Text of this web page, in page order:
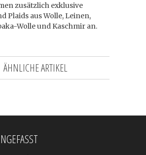
zusätzlich exklusive
Plaids aus Wolle, Leinen,
Wolle und Kaschmir an.
ÄHNLICHE ARTIKEL